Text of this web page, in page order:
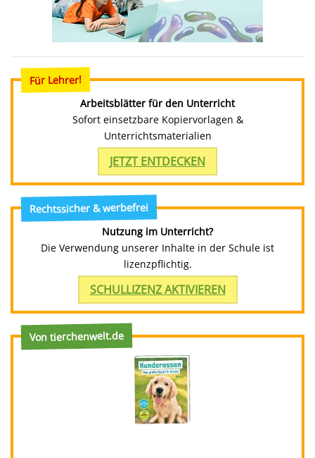
Für Lehrer!
Arbeitsblätter für den Unterricht
Sofort einsetzbare Kopiervorlagen &
Unterrichtsmaterialien
JETZT ENTDECKEN
Rechtssicher & werbefrei
Nutzung im Unterricht?
Die Verwendung unserer Inhalte in der Schule ist
lizenzpflichtig.
SCHULLIZENZ AKTIVIEREN
Von tierchenwelt.de